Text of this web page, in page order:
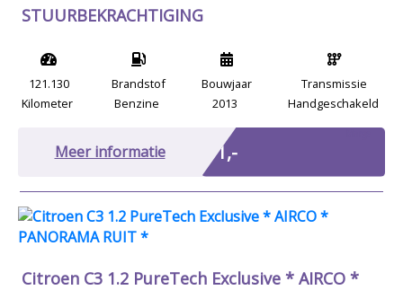
STUURBEKRACHTIGING
121.130
Kilometer
Brandstof
Benzine
Bouwjaar
2013
Transmissie
Handgeschakeld
Meer informatie € 1,-
Citroen C3 1.2 PureTech Exclusive * AIRCO *